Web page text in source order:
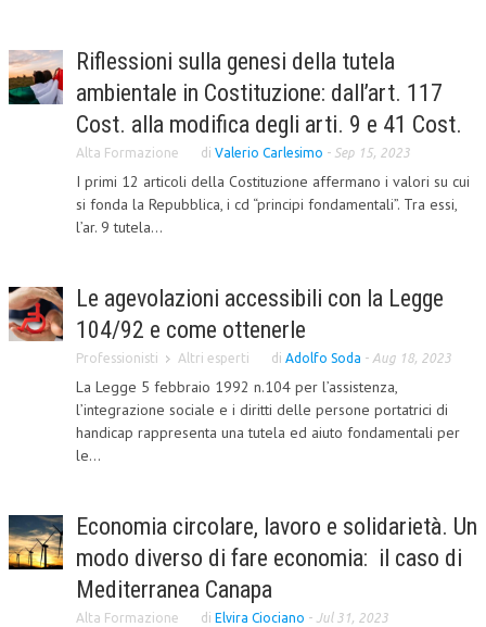
CORPORATE SOCIAL RESPONSIBILITY
ECONOMIA DELL’ARTE
HUMAN RESOURCES
RISORSE UMANE
TREASURY IN FINANCIAL SERVICES
RISK MANAGEMENT
SVILUPPO SOSTENIBILE
PERSONA E CITTÀ
L’UMANISTA
DIRITTO PENALE D’IMPRESA
DIRITTO DEL LAVORO
DIRITTO DEL WEB
Riflessioni sulla genesi della tutela
ambientale in Costituzione: dall’art. 117
Cost. alla modifica degli arti. 9 e 41 Cost.
Alta Formazione di Valerio Carlesimo - Sep 15, 2023
I primi 12 articoli della Costituzione affermano i valori su cui
si fonda la Repubblica, i cd “principi fondamentali”. Tra essi,
l’ar. 9 tutela...
Le agevolazioni accessibili con la Legge
104/92 e come ottenerle
Professionisti Altri esperti di Adolfo Soda - Aug 18, 2023
La Legge 5 febbraio 1992 n.104 per l’assistenza,
l’integrazione sociale e i diritti delle persone portatrici di
handicap rappresenta una tutela ed aiuto fondamentali per
le...
Economia circolare, lavoro e solidarietà. Un
modo diverso di fare economia: il caso di
Mediterranea Canapa
Alta Formazione di Elvira Ciociano - Jul 31, 2023